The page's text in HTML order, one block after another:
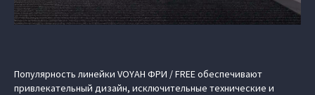
Популярность линейки VOYAH ФРИ / FREE обеспечивают
привлекательный дизайн, исключительные технические и